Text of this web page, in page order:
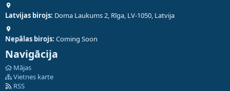
Latvijas birojs: Doma Laukums 2, Rīga, LV-1050, Latvija
Nepālas birojs: Coming Soon
Navigācija
Mājas
Vietnes karte
RSS